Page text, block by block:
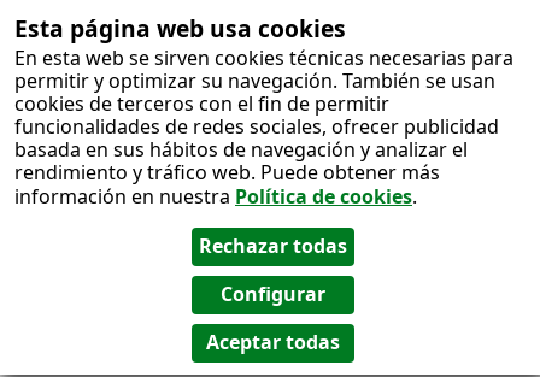
Esta página web usa cookies
En esta web se sirven cookies técnicas necesarias para
permitir y optimizar su navegación. También se usan
cookies de terceros con el fin de permitir
funcionalidades de redes sociales, ofrecer publicidad
basada en sus hábitos de navegación y analizar el
rendimiento y tráfico web. Puede obtener más
información en nuestra Política de cookies.